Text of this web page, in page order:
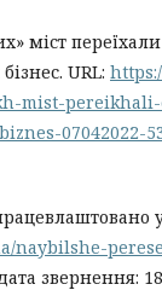
міст
URL:
mist-
07042022-
у
naybilshe-
звернення: